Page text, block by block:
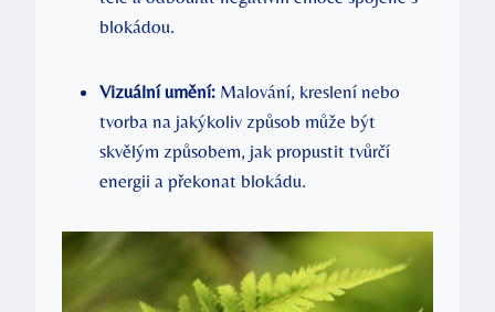
blokádou.
Vizuální umění: Malování, kreslení‌ nebo
tvorba na jakýkoliv způsob může být
skvělým⁣ způsobem, jak propustit tvůrčí
energii a překonat blokádu.